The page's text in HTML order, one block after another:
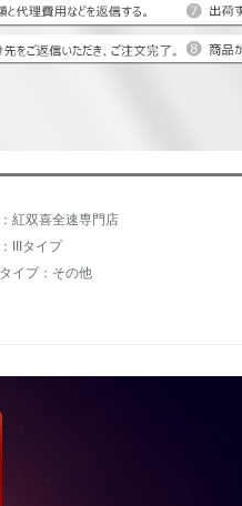
紅双喜全速専門店
IIIタイプ
イプ：その他